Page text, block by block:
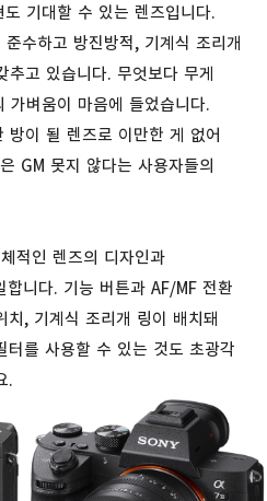
기대할 수 있는 렌즈입니다.
수하고 방진방적, 기계식 조리개
추고 있습니다. 무엇보다 무게
벼움이 마음에 들었습니다.
방이 될 렌즈로 이만한 게 없어
GM 못지 않다는 사용자들의
적인 렌즈의 디자인과
합니다. 기능 버튼과 AF/MF 전환
, 기계식 조리개 링이 배치돼
터를 사용할 수 있는 것도 초광각
.